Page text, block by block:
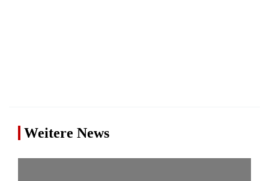
Weitere News